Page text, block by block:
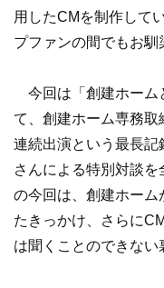
用したCMを制作して
プファンの間でもお馴
今回は「創建ホーム
て、創建ホーム専務
連続出演という最長
さんによる特別対談
の今回は、創建ホーム
たきっかけ、さらに
は聞くことのできない